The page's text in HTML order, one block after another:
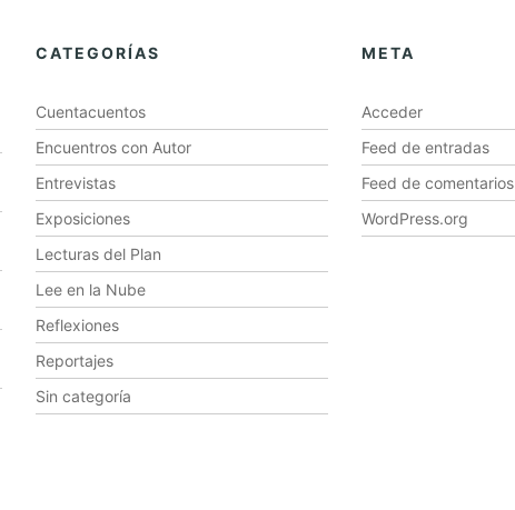
CATEGORÍAS
Cuentacuentos
Encuentros con Autor
Entrevistas
Exposiciones
Lecturas del Plan
Lee en la Nube
Reflexiones
Reportajes
Sin categoría
META
Acceder
Feed de entradas
Feed de comentarios
WordPress.org